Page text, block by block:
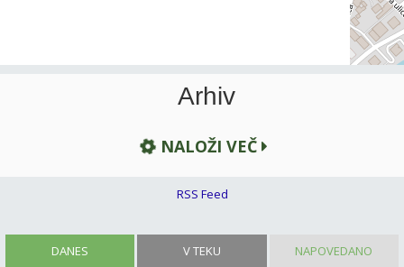
DANES V TEKU NAPOVEDANO
Arhiv
NALOŽI VEČ
RSS Feed